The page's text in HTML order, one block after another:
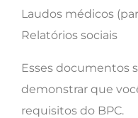
Laudos médicos
Relatórios sociais
Esses documentos
demonstrar que
requisitos do BPC.